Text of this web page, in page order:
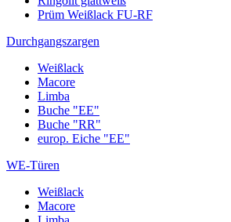
Prüm Weißlack FU-RF
Durchgangszargen
Weißlack
Macore
Limba
Buche "EE"
Buche "RR"
europ. Eiche "EE"
WE-Türen
Weißlack
Macore